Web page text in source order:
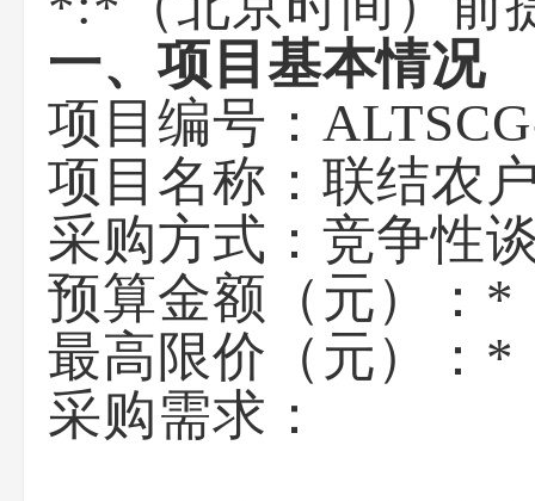
一、项目基本情况
项目编号：
项目名称： 联结农
采购方式：竞争性
预算金额（元）： *
最高限价（元）： *
采购需求：